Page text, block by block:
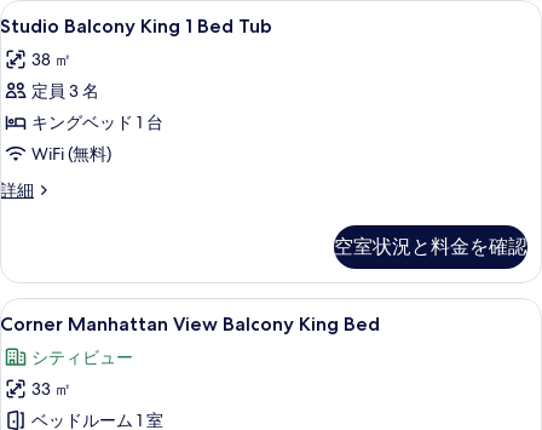
能
な
客
室
の
り
込
件
Studio
Balcony
King
1
Bed
Tub
の
て
の
写
真
を
Studio Balcony King 1 Bed Tub | エ
6
Studio Balcony King 1 Bed Tub
38 ㎡
定員 3 名
キングベッド 1 台
WiFi (無料)
詳細
Studio
Bed
Tub
の
細
空室状況と料金を確認
Corner
Manhattan
View
Balcony
King
エジプト綿のシーツ、高級寝具、ピ
6
Corner Manhattan View Balcony King Bed
シティビュー
33 ㎡
ベッドルーム 1 室